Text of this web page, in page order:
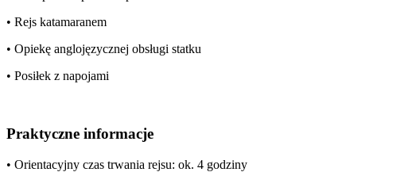
• Rejs katamaranem
• Opiekę anglojęzycznej obsługi statku
• Posiłek z napojami
Praktyczne informacje
• Orientacyjny czas trwania rejsu: ok. 4 godziny